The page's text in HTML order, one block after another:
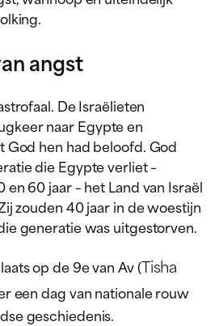
angst
De Israëlieten
naar Egypte en
hen had beloofd. God
die Egypte verliet –
60 jaar – het Land van Israël
zouden 40 jaar in de woestijn
generatie was uitgestorven.
op de 9e van Av (Tisha
een dag van nationale rouw
geschiedenis.